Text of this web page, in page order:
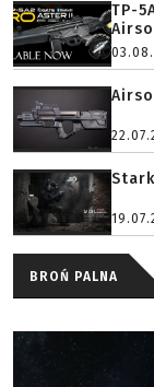
TP-
BROŃ PALNA